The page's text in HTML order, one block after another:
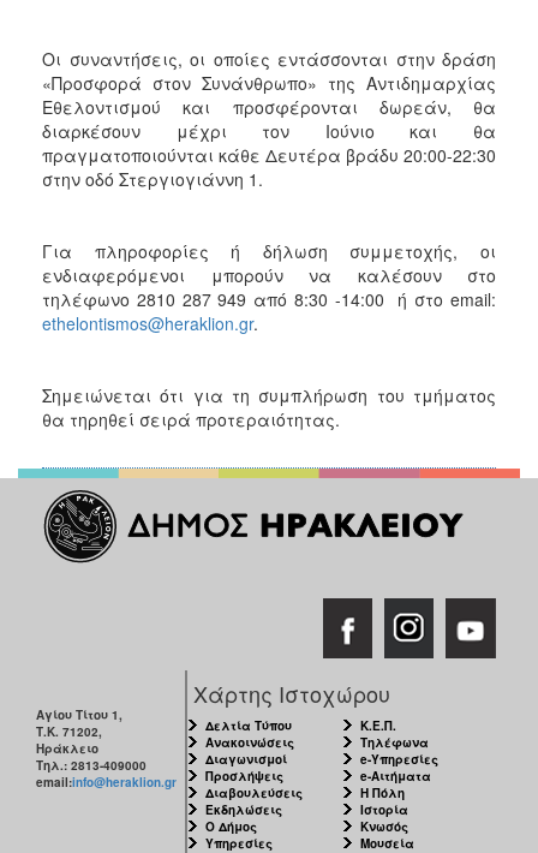
ΤΟΠΟΣ
ΠΟΛΙΤΙΣΜΟΣ
Οι συναντήσεις, οι οποίες εντάσσονται στην δράση
«Προσφορά στον Συνάνθρωπο» της Αντιδημαρχίας
Εθελοντισμού και προσφέρονται δωρεάν, θα
διαρκέσουν μέχρι τον Ιούνιο και θα
πραγματοποιούνται κάθε Δευτέρα βράδυ 20:00-22:30
στην οδό Στεργιογιάννη 1.
Για πληροφορίες ή δήλωση συμμετοχής, οι
ενδιαφερόμενοι μπορούν να καλέσουν στο
τηλέφωνο 2810 287 949 από 8:30 -14:00 ή στο email:
ethelontismos@heraklion.gr.
Σημειώνεται ότι για τη συμπλήρωση του τμήματος
θα τηρηθεί σειρά προτεραιότητας.
Αγίου Τίτου 1,
Τ.Κ. 71202,
Ηράκλειο
Τηλ.: 2813-409000
email:info@heraklion.gr
Χάρτης Ιστοχώρου
Δελτία Τύπου
Ανακοινώσεις
Διαγωνισμοί
Προσλήψεις
Διαβουλεύσεις
Εκδηλώσεις
Ο Δήμος
Υπηρεσίες
Κ.Ε.Π.
Τηλέφωνα
e-Υπηρεσίες
e-Αιτήματα
Η Πόλη
Ιστορία
Κνωσός
Μουσεία